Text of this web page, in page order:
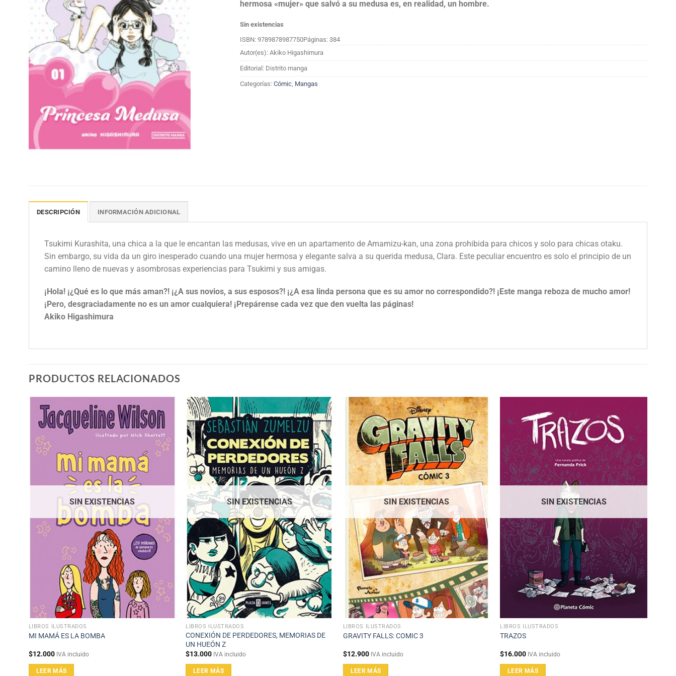
hermosa «mujer» que salvó a su medusa es, en realidad, un hombre.
Sin existencias
ISBN: 9789878987750Páginas: 384
Autor(es): Akiko Higashimura
Editorial: Distrito manga
Categorías: Cómic, Mangas
DESCRIPCIÓN INFORMACIÓN ADICIONAL
Tsukimi Kurashita, una chica a la que le encantan las medusas, vive en un apartamento de Amamizu-kan, una zona prohibida para chicos y solo para chicas otaku.
Sin embargo, su vida da un giro inesperado cuando una mujer hermosa y elegante salva a su querida medusa, Clara. Este peculiar encuentro es solo el principio de un
camino lleno de nuevas y asombrosas experiencias para Tsukimi y sus amigas.
¡Hola! ¡¿Qué es lo que más aman?! ¡¿A sus novios, a sus esposos?! ¡¿A esa linda persona que es su amor no correspondido?! ¡Este manga reboza de mucho amor!
¡Pero, desgraciadamente no es un amor cualquiera! ¡Prepárense cada vez que den vuelta las páginas!
Akiko Higashimura
PRODUCTOS RELACIONADOS
SIN EXISTENCIAS
LIBROS ILUSTRADOS
MI MAMÁ ES LA BOMBA
$12.000 IVA incluido
LEER MÁS
SIN EXISTENCIAS
LIBROS ILUSTRADOS
CONEXIÓN DE PERDEDORES, MEMORIAS DE
UN HUEÓN Z
$13.000 IVA incluido
LEER MÁS
SIN EXISTENCIAS
LIBROS ILUSTRADOS
GRAVITY FALLS: COMIC 3
$12.900 IVA incluido
LEER MÁS
SIN EXISTENCIAS
LIBROS ILUSTRADOS
TRAZOS
$16.000 IVA incluido
LEER MÁS